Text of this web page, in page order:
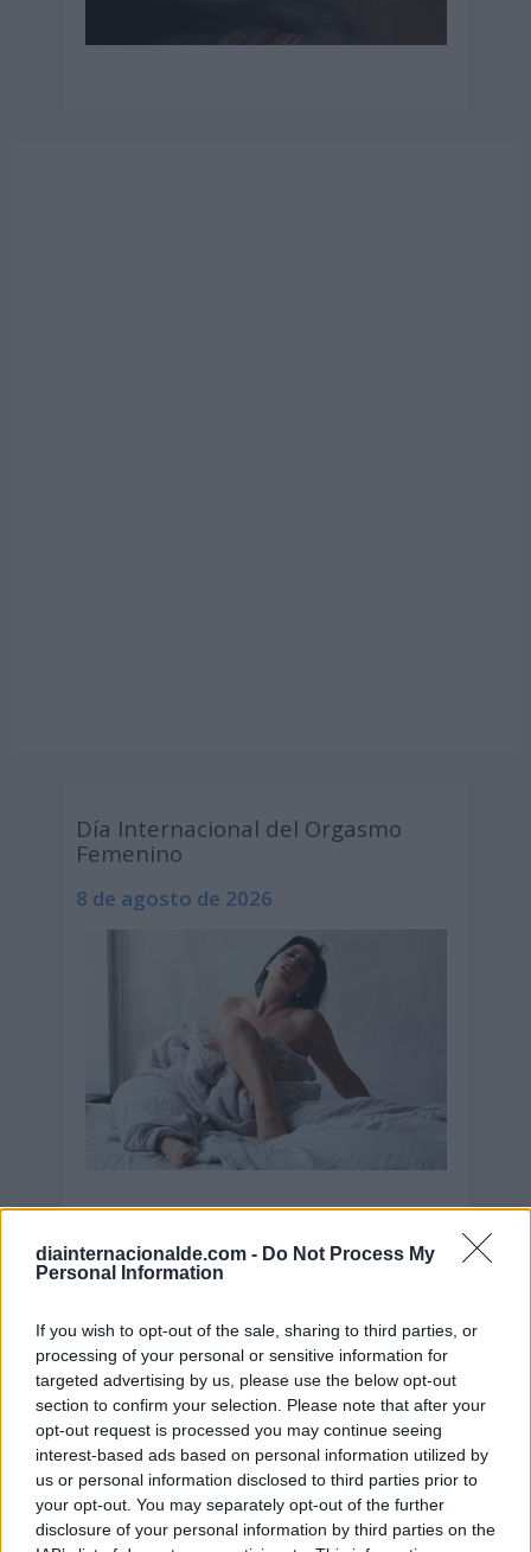
diainternacionalde.com - Do Not Process My
Personal Information
If you wish to opt-out of the sale, sharing to third parties, or
processing of your personal or sensitive information for
targeted advertising by us, please use the below opt-out
section to confirm your selection. Please note that after your
opt-out request is processed you may continue seeing
interest-based ads based on personal information utilized by
us or personal information disclosed to third parties prior to
your opt-out. You may separately opt-out of the further
disclosure of your personal information by third parties on the
Día Internacional del Orgasmo
Femenino
8 de agosto de 2026
Severa o Síndrome de Fatiga
Crónica
8 de agosto de 2026